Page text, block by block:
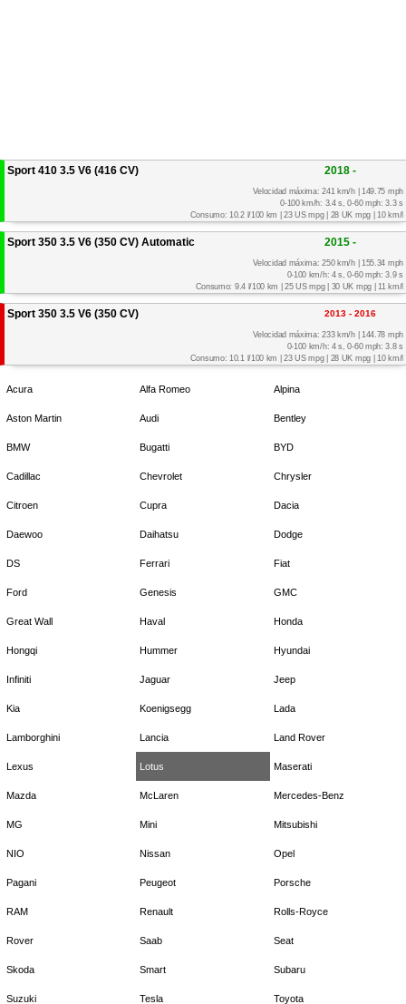
Sport 410 3.5 V6 (416 CV) 2018 -
Velocidad máxima: 241 km/h | 149.75 mph
0-100 km/h: 3.4 s, 0-60 mph: 3.3 s
Consumo: 10.2 l/100 km | 23 US mpg | 28 UK mpg | 10 km/l
Sport 350 3.5 V6 (350 CV) Automatic 2015 -
Velocidad máxima: 250 km/h | 155.34 mph
0-100 km/h: 4 s, 0-60 mph: 3.9 s
Consumo: 9.4 l/100 km | 25 US mpg | 30 UK mpg | 11 km/l
Sport 350 3.5 V6 (350 CV) 2013 - 2016
Velocidad máxima: 233 km/h | 144.78 mph
0-100 km/h: 4 s, 0-60 mph: 3.8 s
Consumo: 10.1 l/100 km | 23 US mpg | 28 UK mpg | 10 km/l
Acura Alfa Romeo Alpina
Aston Martin Audi Bentley
BMW Bugatti BYD
Cadillac Chevrolet Chrysler
Citroen Cupra Dacia
Daewoo Daihatsu Dodge
DS Ferrari Fiat
Ford Genesis GMC
Great Wall Haval Honda
Hongqi Hummer Hyundai
Infiniti Jaguar Jeep
Kia Koenigsegg Lada
Lamborghini Lancia Land Rover
Lexus Lotus Maserati
Mazda McLaren Mercedes-Benz
MG Mini Mitsubishi
NIO Nissan Opel
Pagani Peugeot Porsche
RAM Renault Rolls-Royce
Rover Saab Seat
Skoda Smart Subaru
Suzuki Tesla Toyota